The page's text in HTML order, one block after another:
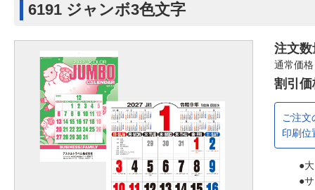
6191 ジャンボ3色文字
注文数
通常価格
割引価
ご注文
印刷位
●
●